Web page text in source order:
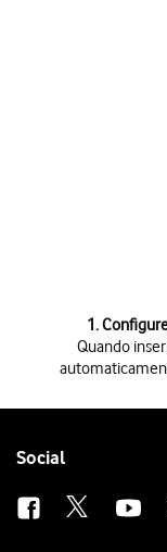
1.
Quando
Follow
Social